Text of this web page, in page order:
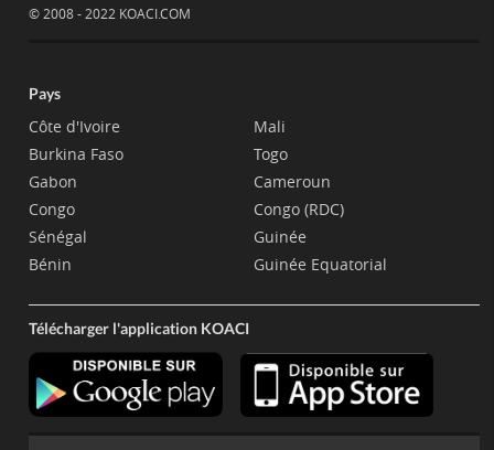
© 2008 - 2022 KOACI.COM
Pays
Côte d'Ivoire
Burkina Faso
Gabon
Congo
Sénégal
Bénin
Mali
Togo
Cameroun
Congo (RDC)
Guinée
Guinée Equatorial
Télécharger l'application KOACI